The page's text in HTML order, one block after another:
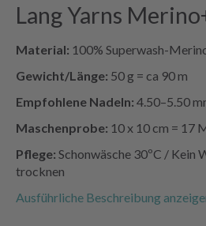
Lang Yarns
Material: 100% Superwash-
Gewicht/Länge: 50 g = ca 90 m
Empfohlene Nadeln: 4.50–5.50
Maschenprobe: 10 x 10 cm = 17
Pflege: Schonwäsche 30ºC / Kein
trocknen
Ausführliche Beschreibung